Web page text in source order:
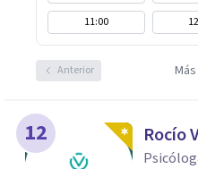
11:00
Anterior
12 Rocío